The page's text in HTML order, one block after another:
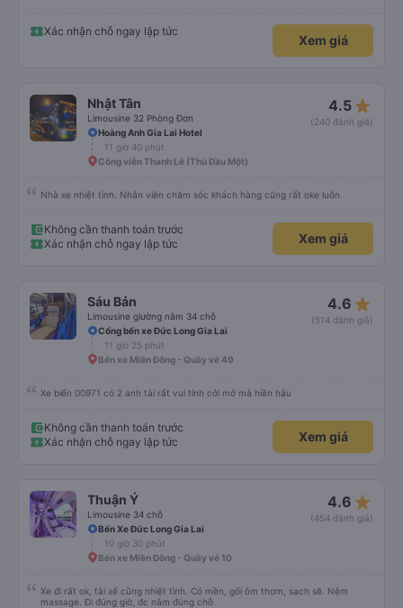
Xác nhận chỗ ngay lập tức
Xem giá
Nhật Tân
Limousine 32 Phòng Đơn
4.5 star_rate
(240 đánh giá)
Hoàng Anh Gia Lai Hotel
11 giờ 40 phút
Công viên Thanh Lễ (Thủ Dầu Một)
Nhà xe nhiệt tình. Nhân viên chăm sóc khách hàng cũng rất oke luôn
Không cần thanh toán trước
Xác nhận chỗ ngay lập tức
Xem giá
Sáu Bản
Limousine giường nằm 34 chỗ
4.6 star_rate
(514 đánh giá)
Cổng bến xe Đức Long Gia Lai
11 giờ 25 phút
Bến xe Miền Đông - Quầy vé 49
Xe biển 00971 có 2 anh tài rất vui tính cởi mở mà hiền hậu
Không cần thanh toán trước
Xác nhận chỗ ngay lập tức
Xem giá
Thuận Ý
Limousine 34 chỗ
4.6 star_rate
(454 đánh giá)
Bến Xe Đức Long Gia Lai
10 giờ 30 phút
Bến xe Miền Đông - Quầy vé 10
Xe đi rất ok, tài xế cũng nhiệt tình. Có mền, gối ôm thơm, sạch sẽ. Nệm
massage. Đi đúng giờ, đc nằm đúng chỗ